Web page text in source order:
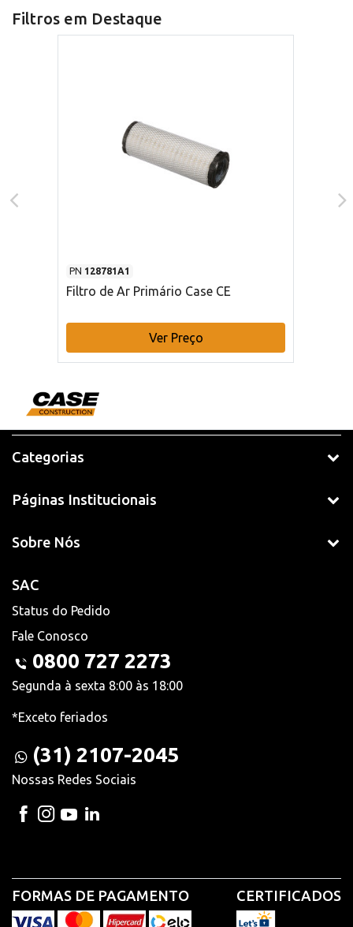
Filtros em Destaque
PN 128781A1
Filtro de Ar Primário Case CE
Ver Preço
Categorias
Páginas Institucionais
Sobre Nós
SAC
Status do Pedido
Fale Conosco
0800 727 2273
Segunda à sexta 8:00 às 18:00
*Exceto feriados
(31) 2107-2045
Nossas Redes Sociais
FORMAS DE PAGAMENTO CERTIFICADOS